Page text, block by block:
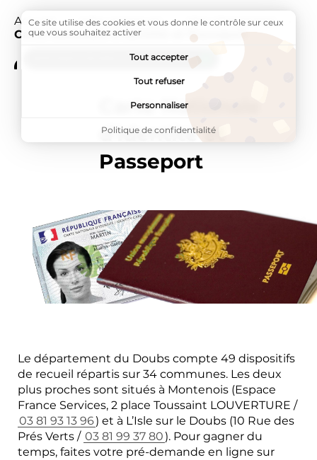
Accueil Infos pratiques Mes démarches
Carte Nationale d'Identité et Passeport
ADDTOANY (SHARE) EST DÉSACTIVÉ.
Carte Nationale
d'Identité et
Passeport
Le département du Doubs compte 49 dispositifs
de recueil répartis sur 34 communes. Les deux
plus proches sont situés à Montenois (Espace
France Services, 2 place Toussaint LOUVERTURE /
03 81 93 13 96) et à L’Isle sur le Doubs (10 Rue des
Prés Verts / 03 81 99 37 80). Pour gagner du
temps, faites votre pré-demande en ligne sur
Ce site utilise des cookies et vous donne le contrôle sur ceux
que vous souhaitez activer
Tout accepter
Tout refuser
Personnaliser
Politique de confidentialité